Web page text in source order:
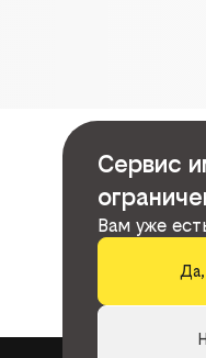
Сервис
Вам уже